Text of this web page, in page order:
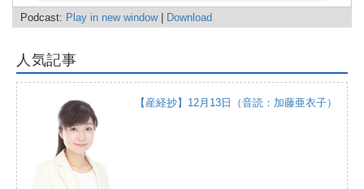
Podcast: Play in new window| Download
人気記事
【産経抄】12月13日（音読：加藤亜衣子）